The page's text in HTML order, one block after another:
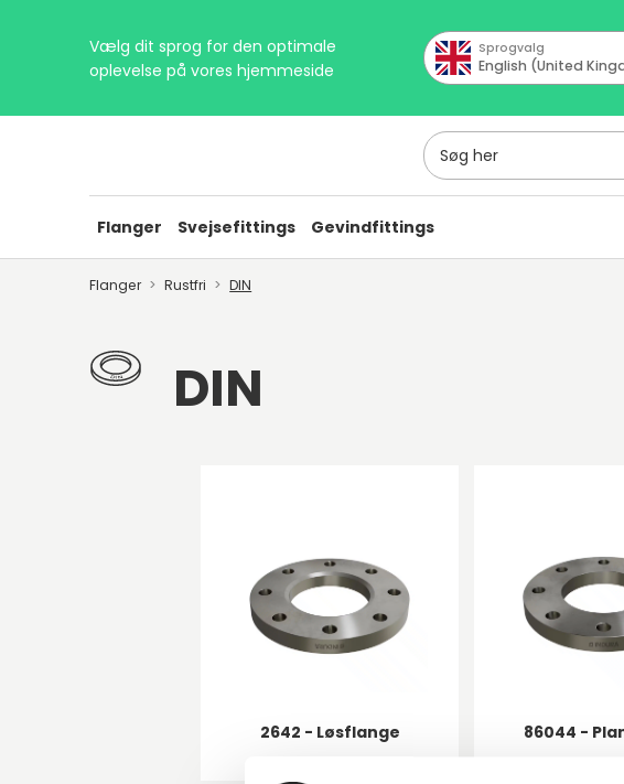
Vælg dit sprog for den optimale
oplevelse på vores hjemmeside
Sprogvalg
English (United
Søg her
Flanger Svejsefittings Gevindfittings
Flanger Rustfri DIN
DIN
2642 - Løsflange 86044 -